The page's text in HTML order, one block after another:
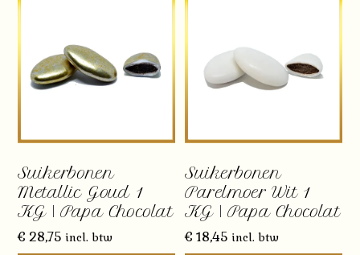
Suikerbonen
Metallic Goud 1
KG | Papa Chocolat
€ 28,75 incl. btw
Suikerbonen
Parelmoer Wit 1
KG | Papa Chocolat
€ 18,45 incl. btw